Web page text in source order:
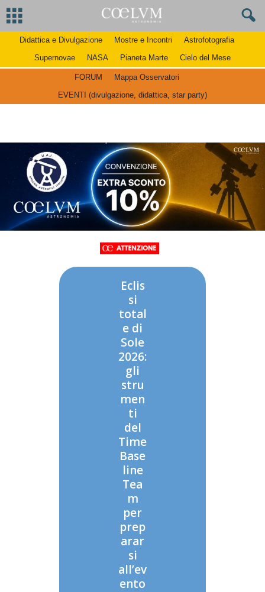
Didattica e Divulgazione Mostre e Incontri
Astrofotografia
Supernovae
NASA Pianeta Marte Cielo del Mese
FORUM
Mappa Osservatori
EVENTI (divulgazione, didattica, star party)
Eclis
si
total
e di
Sole
2026:
gli
stru
men
ti
del
Time
Base
line
Tea
m
per
prep
arar
si
all’ev
ento